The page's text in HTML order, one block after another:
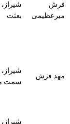
فرش
میرعظیمی
شیراز،
بعثت
مهد فرش
سمت